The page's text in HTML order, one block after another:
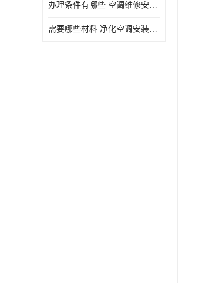
办理条件有哪些 空调维修安装资质需要哪些条件
需要哪些材料 净化空调安装维修资质怎么办理流程